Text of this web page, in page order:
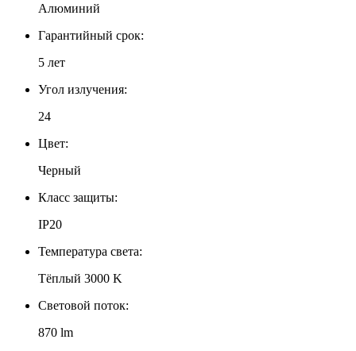
Алюминий
Гарантийный срок:
5 лет
Угол излучения:
24
Цвет:
Черный
Класс защиты:
IP20
Температура света:
Тёплый 3000 K
Световой поток:
870 lm